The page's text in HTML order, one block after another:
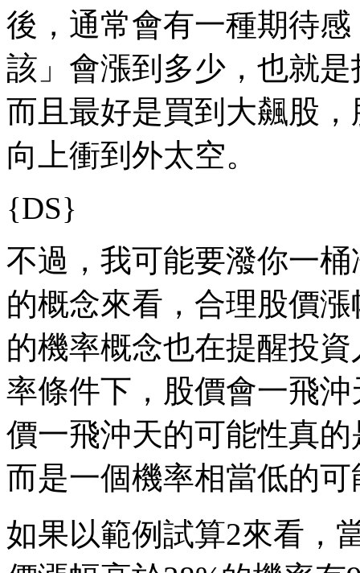
後，通常會有一種期待
該」會漲到多少，也就
而且最好是買到大飆股
向上衝到外太空。
{DS}
不過，我可能要潑你一
的概念來看，合理股價
的機率概念也在提醒投
率條件下，股價會一飛
價一飛沖天的可能性真
而是一個機率相當低的可
如果以範例試算2來看，